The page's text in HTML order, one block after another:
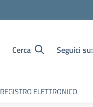
Cerca Seguici su:
REGISTRO ELETTRONICO